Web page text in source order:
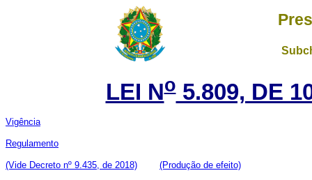
LEI No5.809, DE
Vigência
Regulamento
(Vide Decreto nº 9.435, de 2018) (Produção de efeito)